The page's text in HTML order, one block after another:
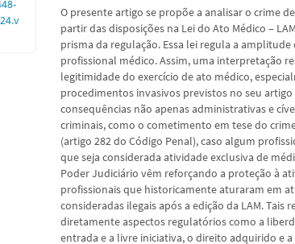
O presente artigo se propõe a analisar o crime
partir das disposições na Lei do Ato Médico –
prisma da regulação. Essa lei regula a
profissional médico. Assim, uma interpretação
legitimidade do exercício de ato médico,
procedimentos invasivos previstos no seu artigo
consequências não apenas administrativas e
criminais, como o cometimento em tese do
(artigo 282 do Código Penal), caso algum
que seja considerada atividade exclusiva de
Poder Judiciário vêm reforçando a proteção à
profissionais que historicamente aturaram em
consideradas ilegais após a edição da LAM. Tais
diretamente aspectos regulatórios como a
entrada e a livre iniciativa, o direito adquirido e